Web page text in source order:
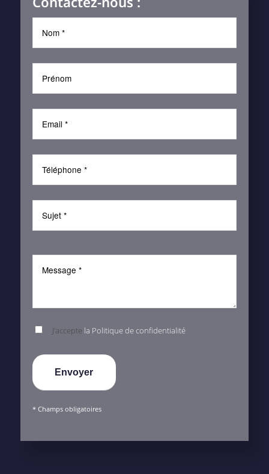
J’accepte la Politique de confidentialité
* Champs obligatoires